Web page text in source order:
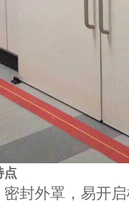
点
封外罩，易开